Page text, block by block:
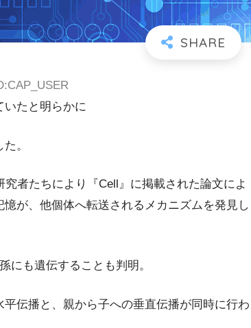
いたと明らかに
。
者たちにより『Cell』に掲載された論文によ
が、他個体へ転送されるメカニズムを発見し
も遺伝することも判明。
伝播と、親から子への垂直伝播が同時に行わ